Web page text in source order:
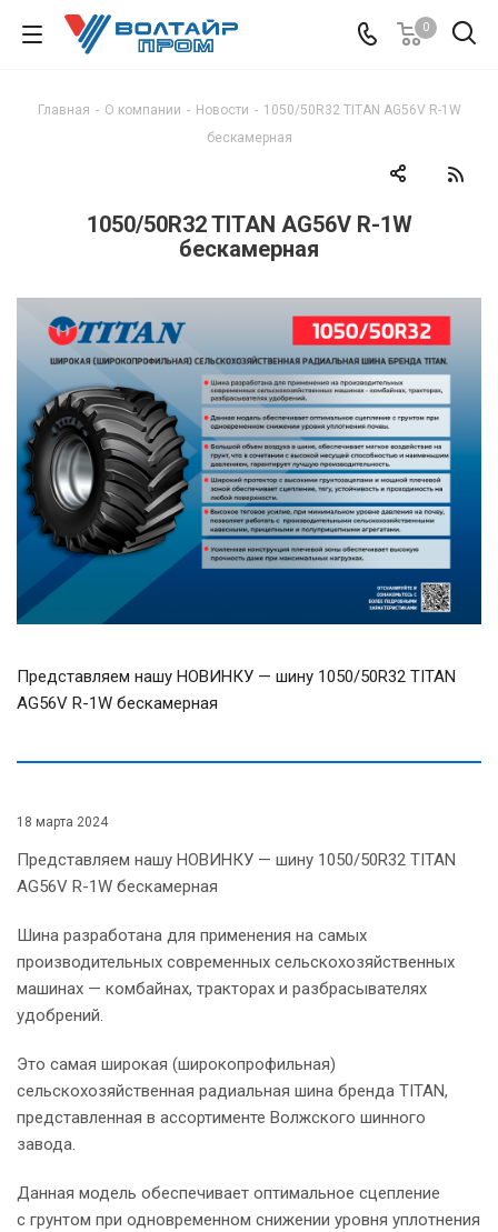
0
Главная - О компании - Новости - 1050/50R32 TITAN AG56V R-1W
бескамерная
1050/50R32 TITAN AG56V R-1W
бескамерная
Представляем нашу НОВИНКУ — шину 1050/50R32 TITAN
AG56V R-1W бескамерная
18 марта 2024
Представляем нашу НОВИНКУ — шину 1050/50R32 TITAN
AG56V R-1W бескамерная
Шина разработана для применения на самых
производительных современных сельскохозяйственных
машинах — комбайнах, тракторах и разбрасывателях
удобрений.
Это самая широкая (широкопрофильная)
сельскохозяйственная радиальная шина бренда TITAN,
представленная в ассортименте Волжского шинного
завода.
Данная модель обеспечивает оптимальное сцепление
с грунтом при одновременном снижении уровня уплотнения